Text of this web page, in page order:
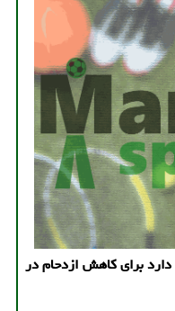
برای کاهش ازدحام در